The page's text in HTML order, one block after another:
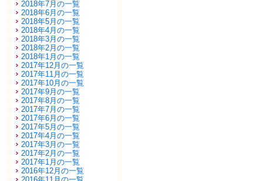
2018年7月の一覧
2018年6月の一覧
2018年5月の一覧
2018年4月の一覧
2018年3月の一覧
2018年2月の一覧
2018年1月の一覧
2017年12月の一覧
2017年11月の一覧
2017年10月の一覧
2017年9月の一覧
2017年8月の一覧
2017年7月の一覧
2017年6月の一覧
2017年5月の一覧
2017年4月の一覧
2017年3月の一覧
2017年2月の一覧
2017年1月の一覧
2016年12月の一覧